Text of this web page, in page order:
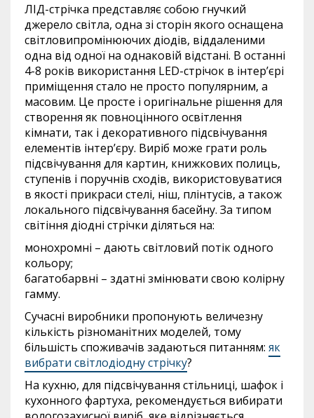
ЛІД-стрічка представляє собою гнучкий
джерело світла, одна зі сторін якого оснащена
світловипромінюючих діодів, віддаленими
одна від одної на однаковій відстані. В останні
4-8 років використання LED-стрічок в інтер’єрі
приміщення стало не просто популярним, а
масовим. Це просте і оригінальне рішення для
створення як повноцінного освітлення
кімнати, так і декоративного підсвічування
елементів інтер’єру. Виріб може грати роль
підсвічування для картин, книжкових полиць,
ступенів і поручнів сходів, використовуватися
в якості прикраси стелі, ніш, плінтусів, а також
локального підсвічування басейну. За типом
світіння діодні стрічки діляться на:
монохромні – дають світловий потік одного
кольору;
багатобарвні – здатні змінювати свою колірну
гамму.
Сучасні виробники пропонують величезну
кількість різноманітних моделей, тому
більшість споживачів задаються питанням: як
вибрати світлодіодну стрічку?
На кухню, для підсвічування стільниці, шафок і
кухонного фартуха, рекомендується вибирати